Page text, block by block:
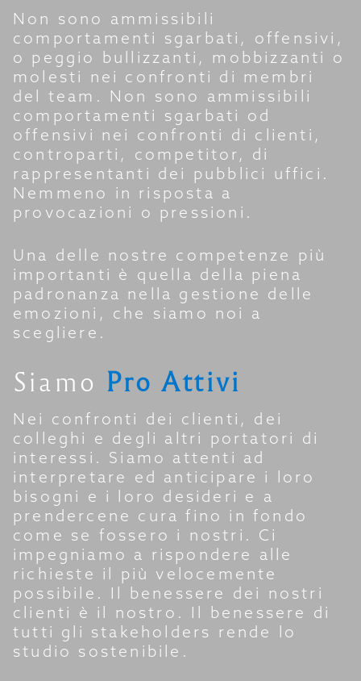
Non sono ammissibili
comportamenti sgarbati, offensivi,
o peggio bullizzanti, mobbizzanti o
molesti nei confronti di membri
del team. Non sono ammissibili
comportamenti sgarbati od
offensivi nei confronti di clienti,
controparti, competitor, di
rappresentanti dei pubblici uffici.
Nemmeno in risposta a
provocazioni o pressioni.
Una delle nostre competenze più
importanti è quella della piena
padronanza nella gestione delle
emozioni, che siamo noi a
scegliere.
Siamo Pro Attivi
Nei confronti dei clienti, dei
colleghi e degli altri portatori di
interessi. Siamo attenti ad
interpretare ed anticipare i loro
bisogni e i loro desideri e a
prendercene cura fino in fondo
come se fossero i nostri. Ci
impegniamo a rispondere alle
richieste il più velocemente
possibile. Il benessere dei nostri
clienti è il nostro. Il benessere di
tutti gli stakeholders rende lo
studio sostenibile.